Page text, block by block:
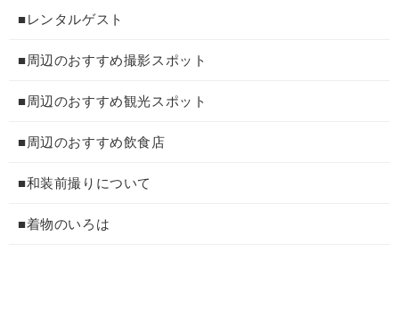
■レンタルゲスト
■周辺のおすすめ撮影スポット
■周辺のおすすめ観光スポット
■周辺のおすすめ飲食店
■和装前撮りについて
■着物のいろは